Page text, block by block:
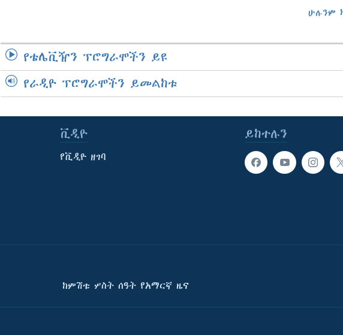
ሁሉንም
የቴሌቪዥን ፕሮግራሞችን ይዩ
የራዲዮ ፕሮግራሞችን ይመልከቱ
ይከተሉን
ቪዲዮ
የቪዲዮ ዘገባ
ከምሽቱ ሦስት ሰዓት የአማርኛ ዜና